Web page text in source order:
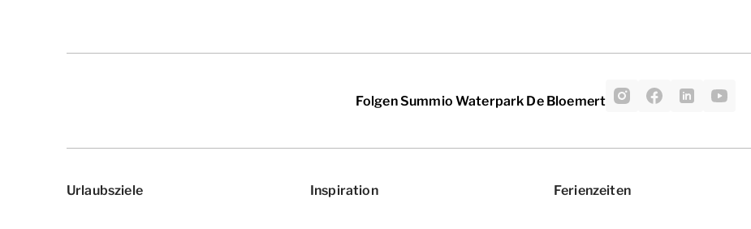
Folgen Summio Waterpark De Bloemert
Urlaubsziele Inspiration Ferienzeiten